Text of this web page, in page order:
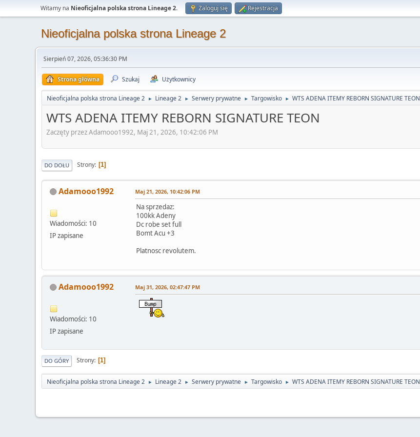
Witamy na Nieoficjalna polska strona Lineage 2. Zaloguj się Rejestracja
Nieoficjalna polska strona Lineage 2
Sierpień 07, 2026, 05:36:30 PM
Strona główna Szukaj Użytkownicy
Nieoficjalna polska strona Lineage 2 ► Lineage 2 ► Serwery prywatne ► Targowisko ► WTS ADENA ITEMY REBORN SIGNATURE TEON
WTS ADENA ITEMY REBORN SIGNATURE TEON
Zaczęty przez Adamooo1992, Maj 21, 2026, 10:42:06 PM
DO DOŁU Strony 1
Adamooo1992
Wiadomości: 10
IP zapisane
Maj 21, 2026, 10:42:06 PM
Na sprzedaz:
100kk Adeny
Dc robe set full
Bomt Acu +3
Platnosc revolutem.
Adamooo1992
Wiadomości: 10
IP zapisane
Maj 31, 2026, 02:47:47 PM
DO GÓRY Strony 1
Nieoficjalna polska strona Lineage 2 ► Lineage 2 ► Serwery prywatne ► Targowisko ► WTS ADENA ITEMY REBORN SIGNATURE TEON